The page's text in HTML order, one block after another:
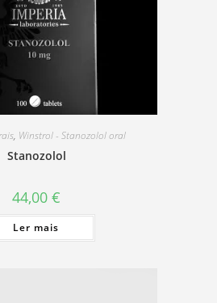
, Winstrol - Stanozolol oral
Stanozolol
44,00 €
Ler mais